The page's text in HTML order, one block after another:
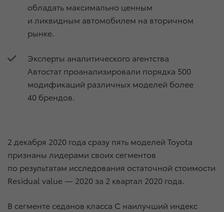
обладать максимально ценным
и ликвидным автомобилем на вторичном
рынке.
Эксперты аналитического агентства
Автостат проанализировали порядка 500
модификаций различных моделей более
40 брендов.
2 декабря 2020 года сразу пять моделей Toyota
признаны лидерами своих сегментов
по результатам исследования остаточной стоимости
Residual value — 2020 за 2 квартал 2020 года.
В сегменте седанов класса С наилучший индекс